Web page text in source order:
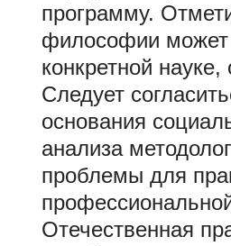
программу.
философии может
конкретной
Следует
основания
анализа
проблемы для
Отечественная